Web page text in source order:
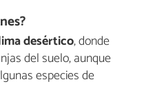
desértico, donde
del suelo, aunque
especies de